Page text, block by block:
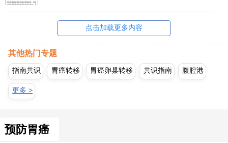
点击加载更多内容
其他热门专题
指南共识 胃癌转移 胃癌卵巢转移 共识指南 腹腔港
更多 >
预防胃癌